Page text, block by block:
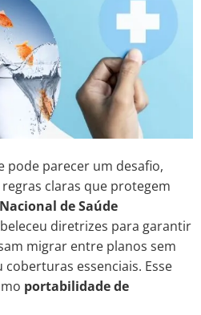
pode parecer um desafio,
claras que protegem
de Saúde
diretrizes para garantir
migrar entre planos sem
essenciais. Esse
portabilidade de